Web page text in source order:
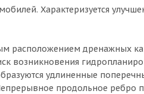
Характеризуется
расположением дренажных
возникновения
удлиненные
продольное ребро